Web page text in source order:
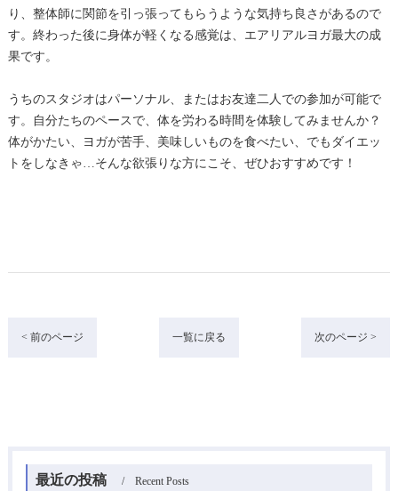
り、整体師に関節を引っ張ってもらうような気持ち良さがあるので
す。終わった後に身体が軽くなる感覚は、エアリアルヨガ最大の成
果です。
うちのスタジオはパーソナル、またはお友達二人での参加が可能で
す。自分たちのペースで、体を労わる時間を体験してみませんか？
体がかたい、ヨガが苦手、美味しいものを食べたい、でもダイエッ
トをしなきゃ…そんな欲張りな方にこそ、ぜひおすすめです！
< 前のページ 一覧に戻る 次のページ >
最近の投稿 Recent Posts